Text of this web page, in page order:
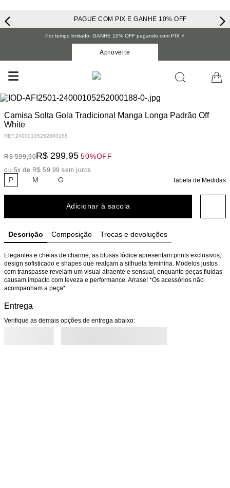
PAGUE COM PIX E GANHE 10% OFF
Por tempo limitado: GANHE 10% OFF pagando com PIX ⚡️
Aproveite
Camisa Solta Gola Tradicional Manga Longa Padrão Off
White
REF.24000105252000188
R$ 599,90R$ 299,95 50%OFF
ou 5x de R$ 59,99 sem juros
P M G Tabela de Medidas
Adicionar à sacola
Descrição Composição Trocas e devoluções
Elegantes e cheias de charme, as blusas Iódice apresentam prints exclusivos,
design sofisticado e shapes que realçam a silhueta feminina. Modelos justos
com transpasse revelam um visual atraente e sensual, enquanto peças fluidas
causam impacto com leveza e performance. Arrase! *Os acessórios não
acompanham a peça*
Entrega
Verifique as demais opções de entrega abaixo: